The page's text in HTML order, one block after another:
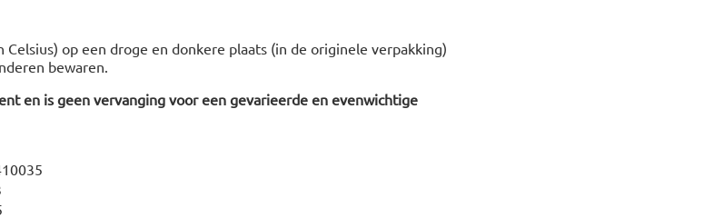
op een droge en donkere plaats (in de originele verpakking)
bewaren.
en is geen vervanging voor een gevarieerde en evenwichtige